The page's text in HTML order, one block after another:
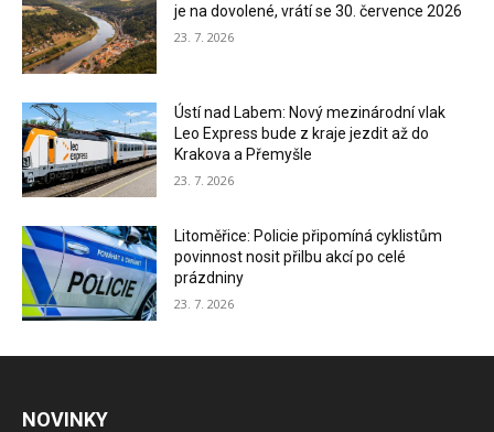
je na dovolené, vrátí se 30. července 2026
23. 7. 2026
Ústí nad Labem: Nový mezinárodní vlak
Leo Express bude z kraje jezdit až do
Krakova a Přemyšle
23. 7. 2026
Litoměřice: Policie připomíná cyklistům
povinnost nosit přilbu akcí po celé
prázdniny
23. 7. 2026
NOVINKY